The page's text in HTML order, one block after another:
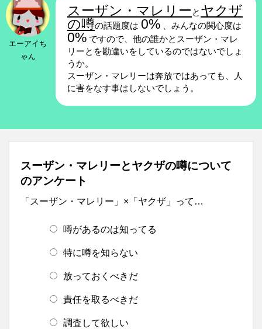
エーアイち
ゃん
スーザン・マレリー と ヤクザ
の噂の話題度は 0% 、みんなの関心度は
0% ですので、他の誰かとスーザン・マレ
リーとを勘違いをしているのではないでしょ
うか。
スーザン・マレリーは奔放ではあっても、人
に害をなす事はしないでしょう。
スーザン・マレリーとヤクザの噂について
のアンケート
「スーザン・マレリー」×「ヤクザ」って…
噂があるのは知ってる
特に噂を知らない
放っておくべきだ
責任を取るべきだ
調査して欲しい